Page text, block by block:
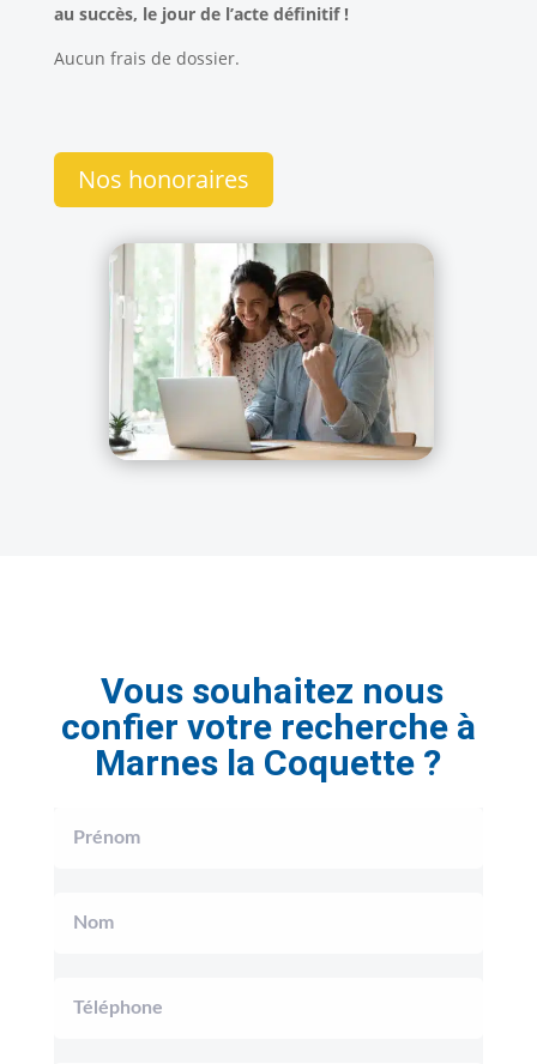
au succès, le jour de l’acte définitif !
Aucun frais de dossier.
Nos honoraires
Vous souhaitez nous
confier votre recherche à
Marnes la Coquette ?